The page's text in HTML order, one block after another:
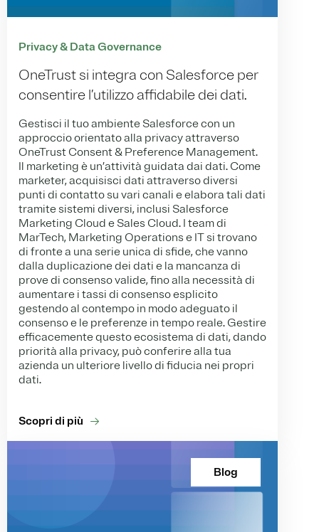
Privacy & Data Governance
OneTrust si integra con Salesforce per
consentire l’utilizzo affidabile dei dati.
Gestisci il tuo ambiente Salesforce con un
approccio orientato alla privacy attraverso
OneTrust Consent & Preference Management.
Il marketing è un’attività guidata dai dati. Come
marketer, acquisisci dati attraverso diversi
punti di contatto su vari canali e elabora tali dati
tramite sistemi diversi, inclusi Salesforce
Marketing Cloud e Sales Cloud. I team di
MarTech, Marketing Operations e IT si trovano
di fronte a una serie unica di sfide, che vanno
dalla duplicazione dei dati e la mancanza di
prove di consenso valide, fino alla necessità di
aumentare i tassi di consenso esplicito
gestendo al contempo in modo adeguato il
consenso e le preferenze in tempo reale. Gestire
efficacemente questo ecosistema di dati, dando
priorità alla privacy, può conferire alla tua
azienda un ulteriore livello di fiducia nei propri
dati.
Scopri di più
Blog